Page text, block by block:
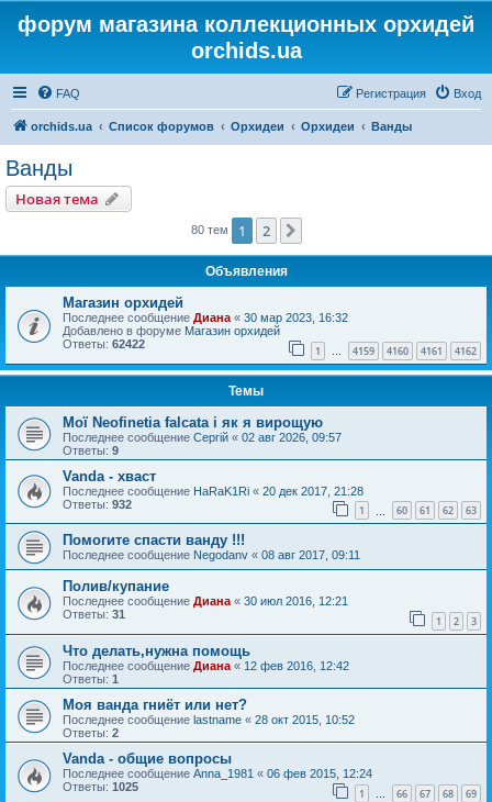
форум магазина коллекционных орхидей
orchids.ua
FAQ Вход
Регистрация
orchids.ua Список форумов Орхидеи Орхидеи Ванды
Ванды
Новая тема
80 тем 1 2
Объявления
Магазин орхидей
Последнее сообщение Диана « 30 мар 2023, 16:32
Добавлено в форуме Магазин орхидей
Ответы: 62422 1 … 4159 4160 4161 4162
Темы
Мої Neofinetia falcata і як я вирощую
Последнее сообщение Сергій « 02 авг 2026, 09:57
Ответы: 9
Vanda - хваст
Последнее сообщение HaRaK1Ri « 20 дек 2017, 21:28
Ответы: 932 1 60 61 62 63
Помогите спасти ванду !!!
Последнее сообщение Negodanv « 08 авг 2017, 09:11
Полив/купание
Последнее сообщение Диана « 30 июл 2016, 12:21
Ответы: 31 1 2 3
Что делать,нужна помощь
Последнее сообщение Диана « 12 фев 2016, 12:42
Ответы: 1
Моя ванда гниёт или нет?
Последнее сообщение lastname « 28 окт 2015, 10:52
Ответы: 2
Vanda - общие вопросы
Последнее сообщение Anna_1981 « 06 фев 2015, 12:24
Ответы: 1025 1 … 66 67 68 69